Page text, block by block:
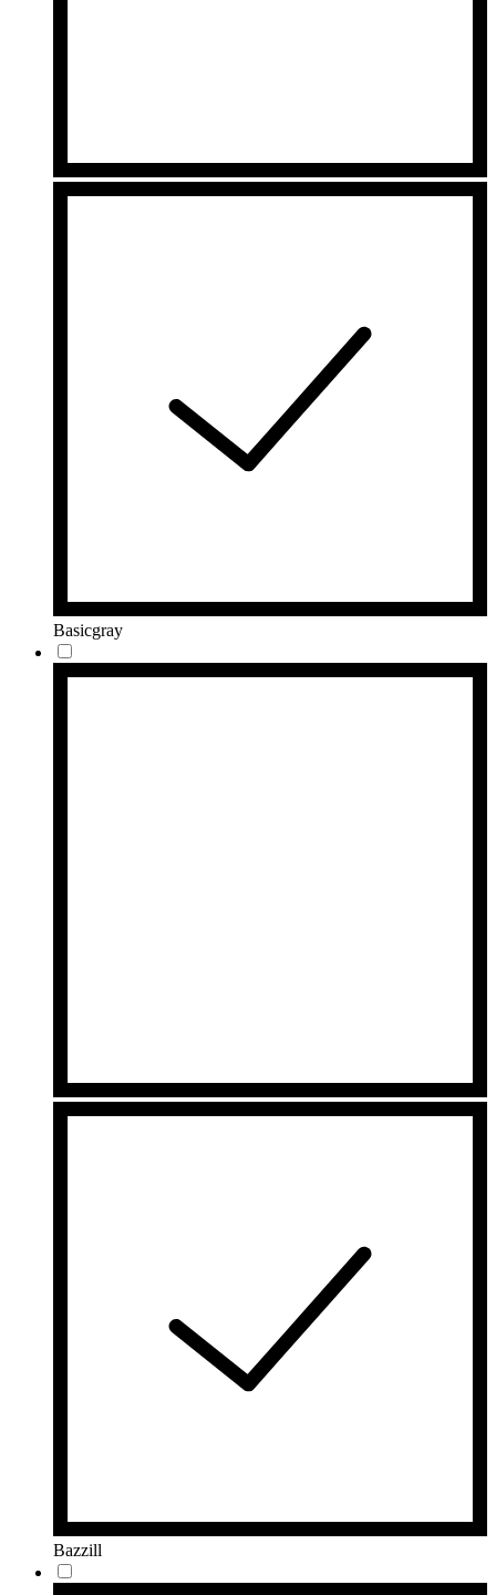
Basicgray
Bazzill